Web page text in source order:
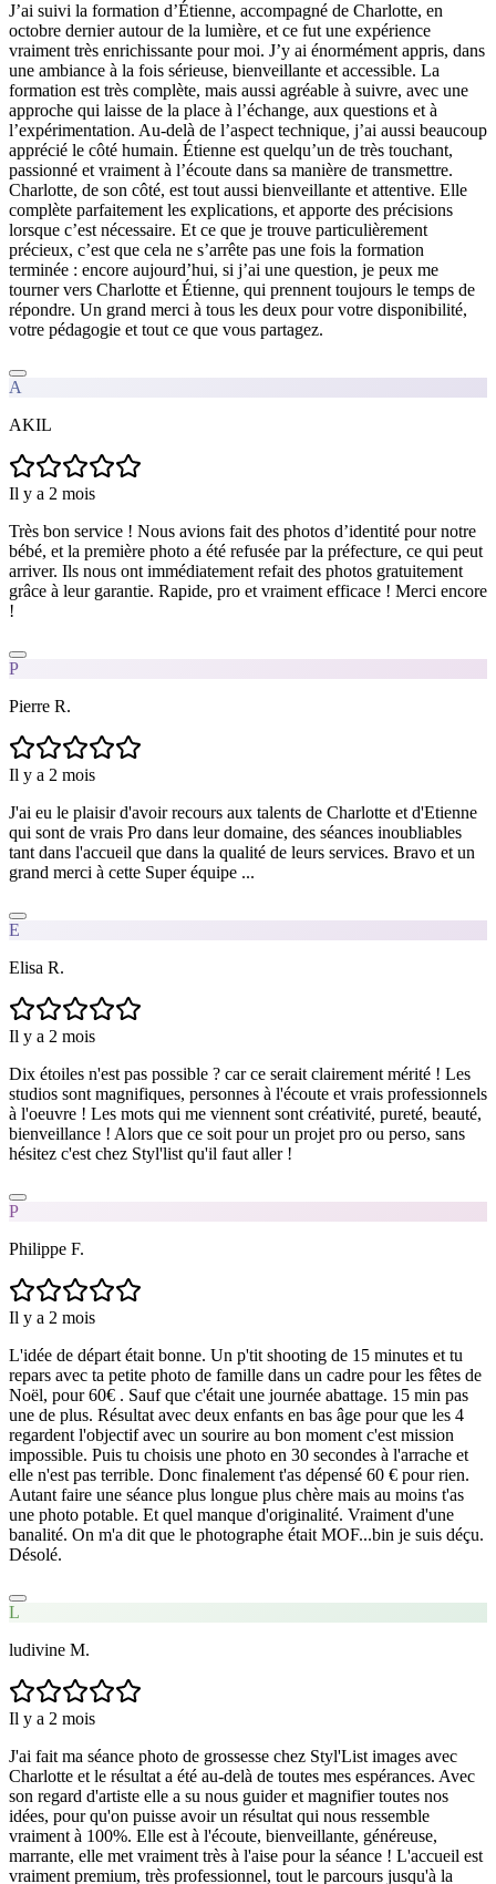
J’ai suivi la formation d’Étienne, accompagné de Charlotte, en
octobre dernier autour de la lumière, et ce fut une expérience
vraiment très enrichissante pour moi. J’y ai énormément appris, dans
une ambiance à la fois sérieuse, bienveillante et accessible. La
formation est très complète, mais aussi agréable à suivre, avec une
approche qui laisse de la place à l’échange, aux questions et à
l’expérimentation. Au-delà de l’aspect technique, j’ai aussi beaucoup
apprécié le côté humain. Étienne est quelqu’un de très touchant,
passionné et vraiment à l’écoute dans sa manière de transmettre.
Charlotte, de son côté, est tout aussi bienveillante et attentive. Elle
complète parfaitement les explications, et apporte des précisions
lorsque c’est nécessaire. Et ce que je trouve particulièrement
précieux, c’est que cela ne s’arrête pas une fois la formation
terminée : encore aujourd’hui, si j’ai une question, je peux me
tourner vers Charlotte et Étienne, qui prennent toujours le temps de
répondre. Un grand merci à tous les deux pour votre disponibilité,
votre pédagogie et tout ce que vous partagez.
A
AKIL
Il y a 2 mois
Très bon service ! Nous avions fait des photos d’identité pour notre
bébé, et la première photo a été refusée par la préfecture, ce qui peut
arriver. Ils nous ont immédiatement refait des photos gratuitement
grâce à leur garantie. Rapide, pro et vraiment efficace ! Merci encore
!
P
Pierre R.
Il y a 2 mois
J'ai eu le plaisir d'avoir recours aux talents de Charlotte et d'Etienne
qui sont de vrais Pro dans leur domaine, des séances inoubliables
tant dans l'accueil que dans la qualité de leurs services. Bravo et un
grand merci à cette Super équipe ...
E
Elisa R.
Il y a 2 mois
Dix étoiles n'est pas possible ? car ce serait clairement mérité ! Les
studios sont magnifiques, personnes à l'écoute et vrais professionnels
à l'oeuvre ! Les mots qui me viennent sont créativité, pureté, beauté,
bienveillance ! Alors que ce soit pour un projet pro ou perso, sans
hésitez c'est chez Styl'list qu'il faut aller !
P
Philippe F.
Il y a 2 mois
L'idée de départ était bonne. Un p'tit shooting de 15 minutes et tu
repars avec ta petite photo de famille dans un cadre pour les fêtes de
Noël, pour 60€ . Sauf que c'était une journée abattage. 15 min pas
une de plus. Résultat avec deux enfants en bas âge pour que les 4
regardent l'objectif avec un sourire au bon moment c'est mission
impossible. Puis tu choisis une photo en 30 secondes à l'arrache et
elle n'est pas terrible. Donc finalement t'as dépensé 60 € pour rien.
Autant faire une séance plus longue plus chère mais au moins t'as
une photo potable. Et quel manque d'originalité. Vraiment d'une
banalité. On m'a dit que le photographe était MOF...bin je suis déçu.
Désolé.
L
ludivine M.
Il y a 2 mois
J'ai fait ma séance photo de grossesse chez Styl'List images avec
Charlotte et le résultat a été au-delà de toutes mes espérances. Avec
son regard d'artiste elle a su nous guider et magnifier toutes nos
idées, pour qu'on puisse avoir un résultat qui nous ressemble
vraiment à 100%. Elle est à l'écoute, bienveillante, généreuse,
marrante, elle met vraiment très à l'aise pour la séance ! L'accueil est
vraiment premium, très professionnel, tout le parcours jusqu'à la